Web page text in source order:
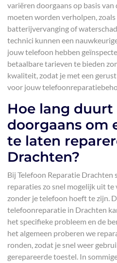
variëren doorgaans op basis
moeten worden verholpen,
batterijvervanging of
technici kunnen een
jouw telefoon hebben
betaalbare tarieven te bieden
kwaliteit, zodat je met een
voor jouw
Hoe lang duurt
doorgaans om
te laten
Drachten?
Bij Telefoon Reparatie Drachten
reparaties zo snel mogelijk uit te
zonder je telefoon hoeft te zijn.
telefoonreparatie in Drachten
het specifieke probleem en de
het algemeen proberen we
ronden, zodat je snel weer
gerepareerde toestel. In